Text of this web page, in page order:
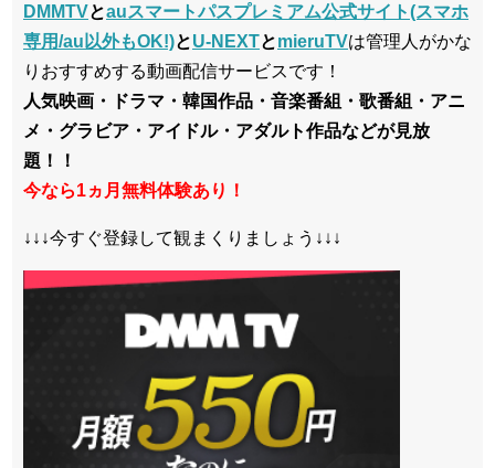
DMMTVとauスマートパスプレミアム公式サイト(スマホ
専用/au以外もOK!)とU-NEXTとmieruTVは管理人がかな
りおすすめする動画配信サービスです！
人気映画・ドラマ・韓国作品・音楽番組・歌番組・アニ
メ・グラビア・アイドル・アダルト作品などが見放
題！！
今なら1ヵ月無料体験あり！
↓↓↓今すぐ登録して観まくりましょう↓↓↓